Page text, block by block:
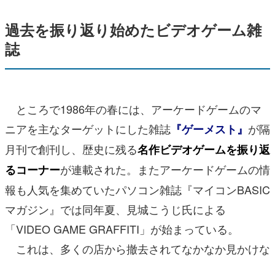
過去を振り返り始めたビデオゲーム雑
誌
ところで1986年の春には、アーケードゲームのマ
ニアを主なターゲットにした雑誌 『ゲーメスト』 が隔
月刊で創刊し、歴史に残る名作ビデオゲームを振り返
るコーナーが連載された。またアーケードゲームの情
報も人気を集めていたパソコン雑誌『マイコンBASIC
マガジン』では同年夏、見城こうじ氏による
「VIDEO GAME GRAFFITI」が始まっている。
これは、多くの店から撤去されてなかなか見かけな